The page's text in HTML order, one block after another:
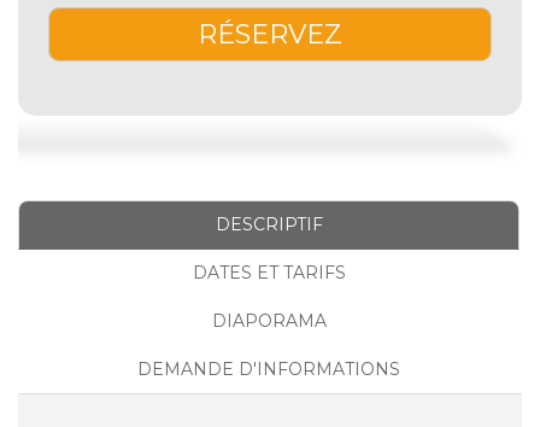
RÉSERVEZ
DESCRIPTIF
DATES ET TARIFS
DIAPORAMA
DEMANDE D'INFORMATIONS